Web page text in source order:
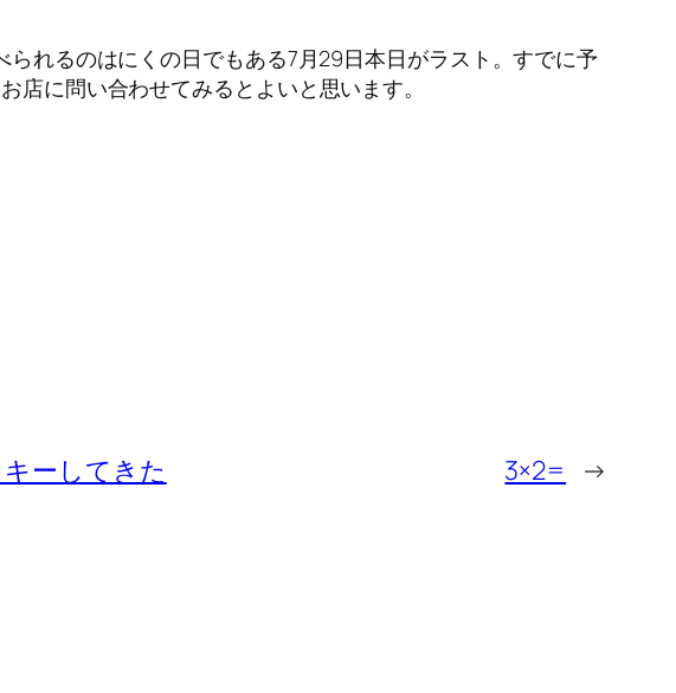
れるのはにくの日でもある7月29日本日がラスト。すでに予
に問い合わせてみるとよいと思います。
ーしてきた 3×2= →